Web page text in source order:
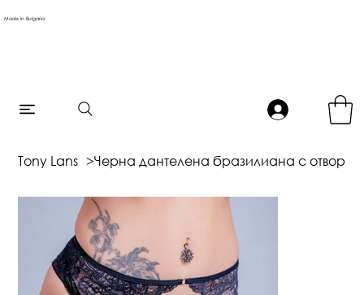
Made in Bulgaria
Tony Lans >Черна дантелена бразилиана с отвор